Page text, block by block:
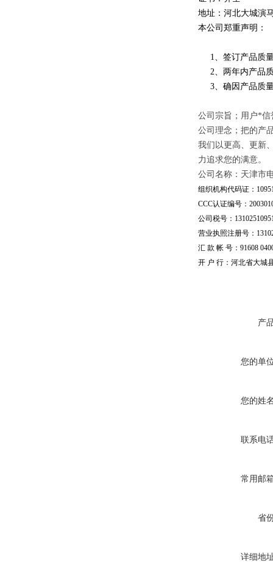
地址：河北大城演
本公司郑重声明：
1、签订产品质量
2、两年内产品质
3、确因产品质量
公司宗旨；用户*
公司理念；把的产
我们以更高、更新
力追求您的满意。
公司名称：天津市
组织机构代码证：
CCC认证编号：
公司税号：
营业执照注册号：
汇 款 帐 号：91608
开 户 行：河北省大城
产
您的单
您的姓
联系电
常用邮
省
详细地